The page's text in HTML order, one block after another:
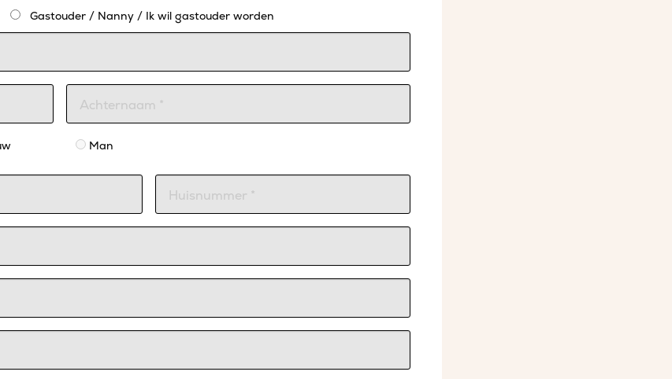
Gastouder / Nanny / Ik wil gastouder worden
Man